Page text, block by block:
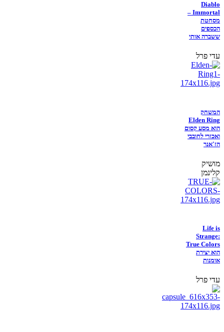
Diablo
Immortal –
מסחטת
הכספים
ששברה אותי
עדי פרל
המשחק
Elden Ring
הוא מסע קסום
ואכזרי לחובבי
הז'אנר
מושיק
קלינמן
Life is
Strange:
True Colors
הוא יצירת
אומנות
עדי פרל